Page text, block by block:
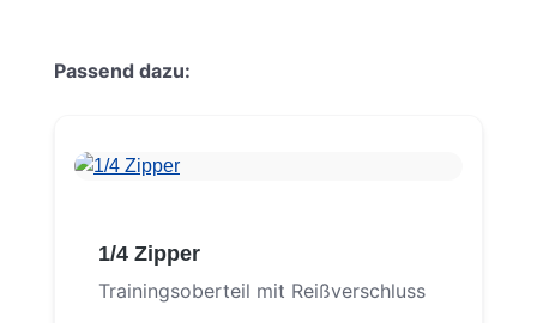
Produktgalerie überspringen
Passend dazu:
1/4 Zipper
Trainingsoberteil mit Reißverschluss